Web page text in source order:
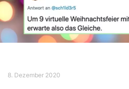
8. Dezember 2020